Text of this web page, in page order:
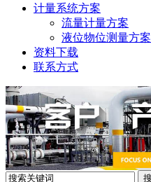
计量系统方案
流量计量方案
液位物位测量方案
资料下载
联系方式